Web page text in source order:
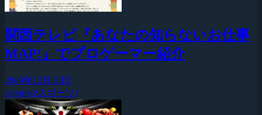
関西テレビ『あなたの知らないお仕事
MAP!』でプロゲーマー紹介
2009年12月13日
esports(eスポーツ)